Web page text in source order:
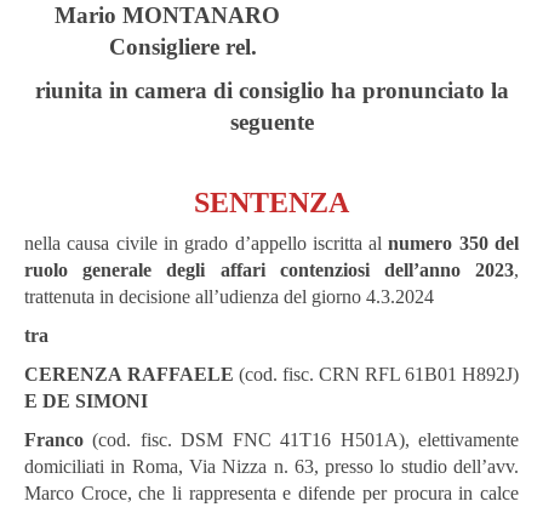
Mario MONTANARO
Consigliere rel.
riunita in camera di consiglio ha pronunciato la
seguente
SENTENZA
nella causa civile in grado d’appello iscritta alnumero 350 del
ruolo
generaledegli affari contenziosi dell’anno 2023,
trattenuta in decisione all’udienza del giorno 4.3.2024
tra
CERENZA RAFFAELE (cod. fisc. CRN RFL 61B01 H892J)
E DE SIMONI
Franco(cod. fisc. DSM FNC 41T16 H501A), elettivamente
domiciliati in Roma, Via Nizza n. 63, presso lo studio dell’avv.
Marco Croce, che li rappresenta e difende per procura in calce